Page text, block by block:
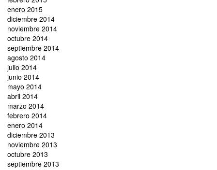
enero 2015
diciembre 2014
noviembre 2014
octubre 2014
septiembre 2014
agosto 2014
julio 2014
junio 2014
mayo 2014
abril 2014
marzo 2014
febrero 2014
enero 2014
diciembre 2013
noviembre 2013
octubre 2013
septiembre 2013